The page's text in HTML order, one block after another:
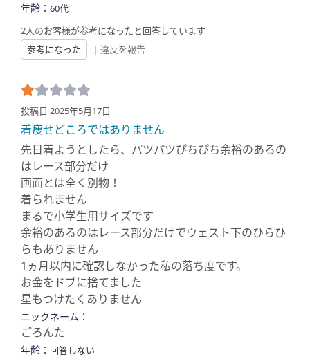
年齢： 60代
2人のお客様が参考になったと回答しています
参考になった
| 違反を報告
投稿日 2025年5月17日
着痩せどころではありません
先日着ようとしたら、パツパツぴちぴち余裕のあるの
はレース部分だけ
画面とは全く別物！
着られません
まるで小学生用サイズです
余裕のあるのはレース部分だけでウェスト下のひらひ
らもありません
1ヵ月以内に確認しなかった私の落ち度です。
お金をドブに捨てました
星もつけたくありません
ニックネーム：
ごろんた
年齢： 回答しない